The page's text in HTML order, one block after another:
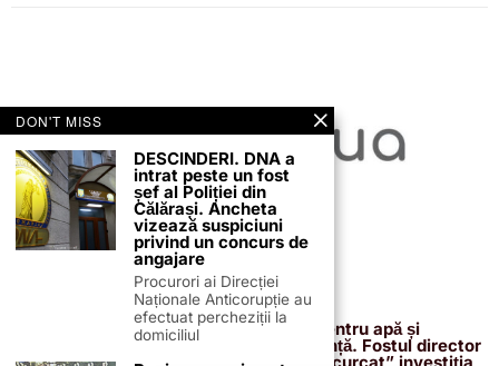
13 februarie 2026
Proiectul de 400 de milioane de euro pentru apă și
canalizare, confirmat definitiv de instanță. Fostul director
DON'T MISS
DESCINDERI. DNA a
intrat peste un fost
șef al Poliției din
Călărași. Ancheta
vizează suspiciuni
privind un concurs de
angajare
Procurori ai Direcției
Naționale Anticorupție au
efectuat percheziții la
domiciliul